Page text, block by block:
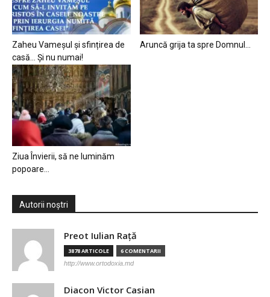
Zaheu Vameșul și sfințirea de
casă… Și nu numai!
Aruncă grija ta spre Domnul…
Ziua Învierii, să ne luminăm
popoare…
Autorii noștri
Preot Iulian Raţă
3878 ARTICOLE 6 COMENTARII
http://www.ortodoxia.md
Diacon Victor Casian